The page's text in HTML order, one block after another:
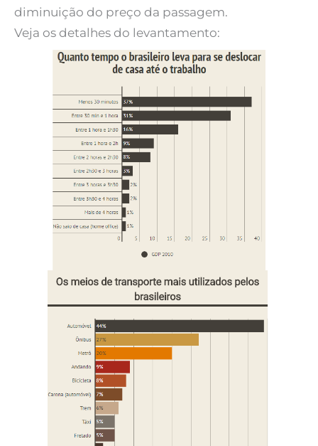
diminuição do preço da passagem.
Veja os detalhes do levantamento: